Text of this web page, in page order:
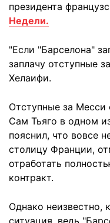
президента
Недели.
"Если "Барселона"
заплачу отступные
Хелаифи.
Отступные за Месси
Сам Тьяго в одном
пояснил, что вовсе
столицу Франции,
отработать
контракт.
Однако неизвестно,
ситуация, ведь